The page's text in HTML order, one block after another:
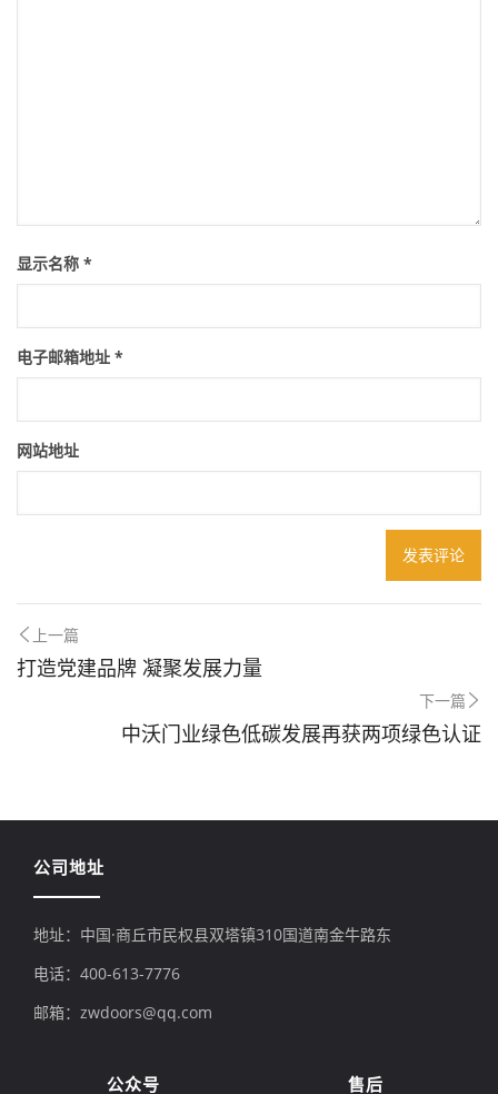
显示名称 *
电子邮箱地址 *
网站地址
上一篇
打造党建品牌 凝聚发展力量
下一篇
中沃门业绿色低碳发展再获两项绿色认证
公司地址
地址：中国·商丘市民权县双塔镇310国道南金牛路东
电话：400-613-7776
邮箱：zwdoors@qq.com
公众号 售后